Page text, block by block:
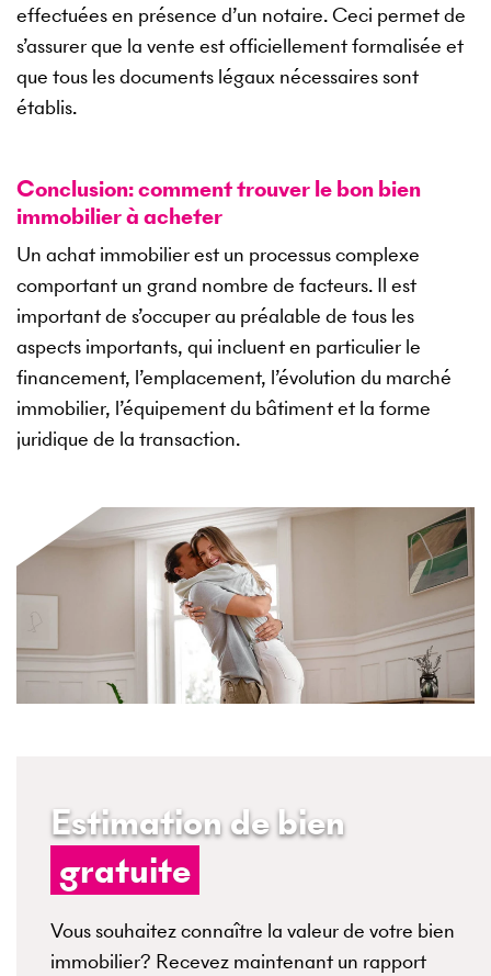
effectuées en présence d’un notaire. Ceci permet de
s’assurer que la vente est officiellement formalisée et
que tous les documents légaux nécessaires sont
établis.
Conclusion: comment trouver le bon bien
immobilier à acheter
Un achat immobilier est un processus complexe
comportant un grand nombre de facteurs. Il est
important de s’occuper au préalable de tous les
aspects importants, qui incluent en particulier le
financement, l’emplacement, l’évolution du marché
immobilier, l’équipement du bâtiment et la forme
juridique de la transaction.
Estimation de bien
gratuite
Vous souhaitez connaître la valeur de votre bien
immobilier? Recevez maintenant un rapport